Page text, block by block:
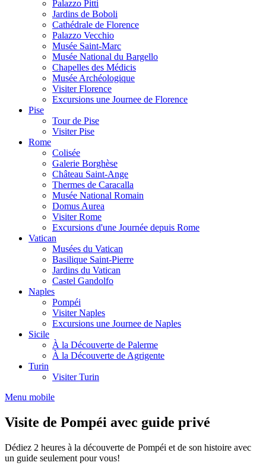
Palazzo Pitti
Jardins de Boboli
Cathédrale de Florence
Palazzo Vecchio
Musée Saint-Marc
Musée National du Bargello
Chapelles des Médicis
Musée Archéologique
Visiter Florence
Excursions une Journee de Florence
Pise
Tour de Pise
Visiter Pise
Rome
Colisée
Galerie Borghèse
Château Saint-Ange
Thermes de Caracalla
Musée National Romain
Domus Aurea
Visiter Rome
Excursions d'une Journée depuis Rome
Vatican
Musées du Vatican
Basilique Saint-Pierre
Jardins du Vatican
Castel Gandolfo
Naples
Pompéi
Visiter Naples
Excursions une Journee de Naples
Sicile
À la Découverte de Palerme
À la Découverte de Agrigente
Turin
Visiter Turin
Menu mobile
Visite de Pompéi avec guide privé
Dédiez 2 heures à la découverte de Pompéi et de son histoire avec
un guide seulement pour vous!